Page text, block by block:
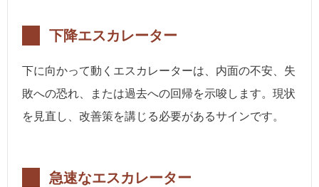
下降エスカレーター
下に向かって動くエスカレーターは、内面の不安、失
敗への恐れ、または過去への回帰を示唆します。現状
を見直し、改善策を講じる必要があるサインです。
急速なエスカレーター